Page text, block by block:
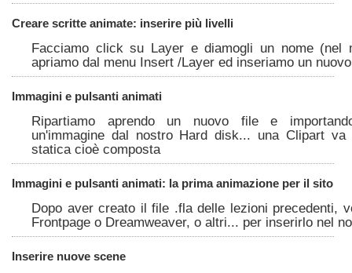
Creare scritte animate: inserire più livelli
Facciamo click su Layer e diamogli un nome (nel
apriamo dal menu Insert /Layer ed inseriamo un
Immagini e pulsanti animati
Ripartiamo aprendo un nuovo file e
un'immagine dal nostro Hard disk... una Clipart
statica cioè composta
Immagini e pulsanti animati: la prima animazione per il sito
Dopo aver creato il file .fla delle lezioni precedenti,
Frontpage o Dreamweaver, o altri... per inserirlo nel
Inserire nuove scene